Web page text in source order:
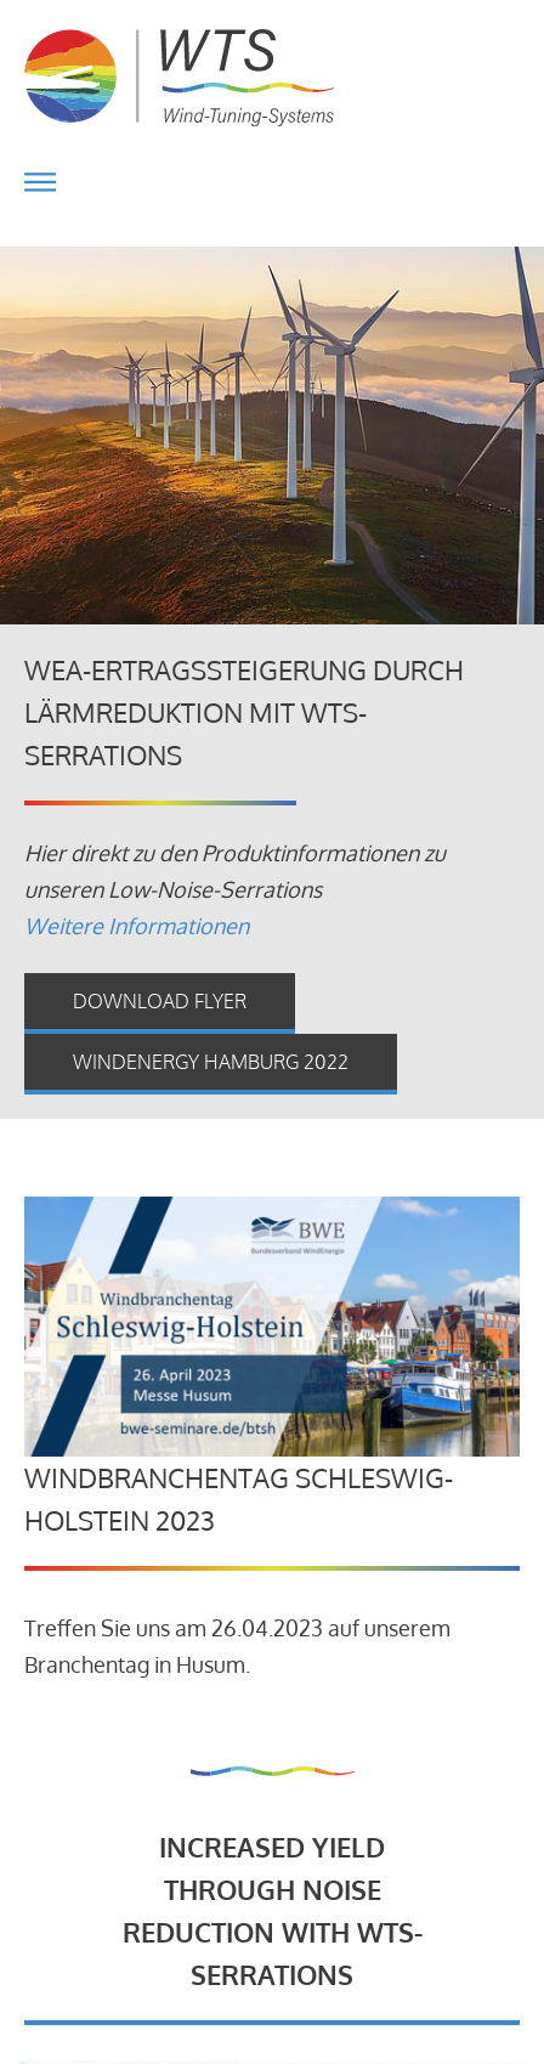
WEA-ERTRAGSSTEIGERUNG DURCH
LÄRMREDUKTION MIT WTS-
SERRATIONS
Hier direkt zu den Produktinformationen zu
unseren Low-Noise-Serrations
Weitere Informationen
DOWNLOAD FLYER
WINDENERGY HAMBURG 2022
WINDBRANCHENTAG SCHLESWIG-
HOLSTEIN 2023
Treffen Sie uns am 26.04.2023 auf unserem
Branchentag in Husum.
INCREASED YIELD
THROUGH NOISE
REDUCTION WITH WTS-
SERRATIONS